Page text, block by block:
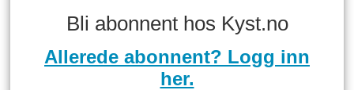
Bli abonnent hos Kyst.no
Allerede abonnent? Logg inn
her.